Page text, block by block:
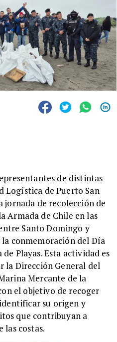
de distintas
Logística de Puerto San
de recolección de
Armada de Chile en las
Santo Domingo y
conmemoración del Día
Playas. Esta actividad es
la Dirección General del
Mercante de la
el objetivo de recoger
su origen y
que contribuyan a
las costas.